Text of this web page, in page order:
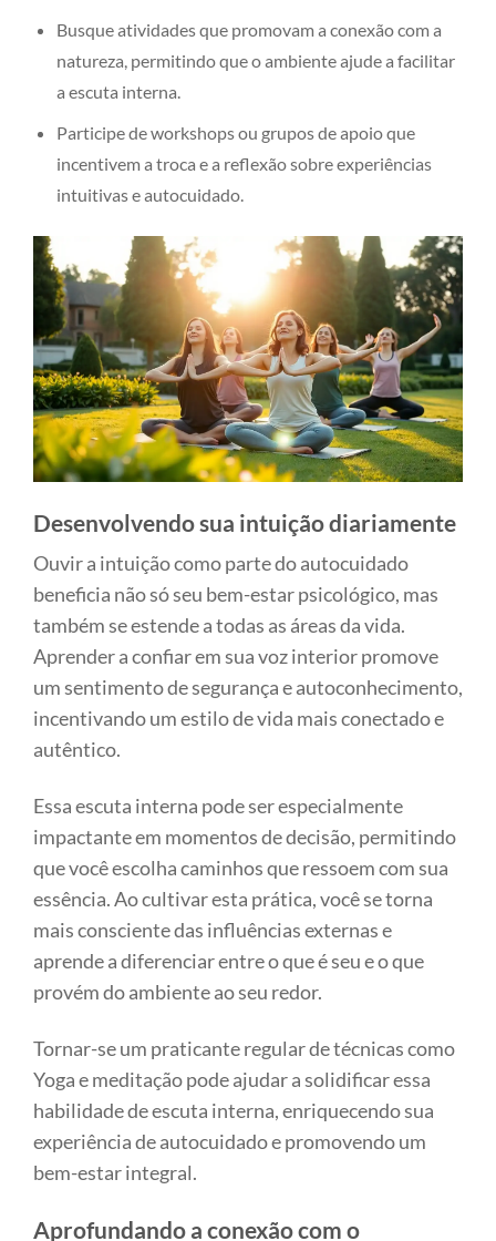
Busque atividades que promovam a conexão com a
natureza, permitindo que o ambiente ajude a facilitar
a escuta interna.
Participe de workshops ou grupos de apoio que
incentivem a troca e a reflexão sobre experiências
intuitivas e autocuidado.
Desenvolvendo sua intuição diariamente
Ouvir a intuição como parte do autocuidado
beneficia não só seu bem-estar psicológico, mas
também se estende a todas as áreas da vida.
Aprender a confiar em sua voz interior promove
um sentimento de segurança e autoconhecimento,
incentivando um estilo de vida mais conectado e
autêntico.
Essa escuta interna pode ser especialmente
impactante em momentos de decisão, permitindo
que você escolha caminhos que ressoem com sua
essência. Ao cultivar esta prática, você se torna
mais consciente das influências externas e
aprende a diferenciar entre o que é seu e o que
provém do ambiente ao seu redor.
Tornar-se um praticante regular de técnicas como
Yoga e meditação pode ajudar a solidificar essa
habilidade de escuta interna, enriquecendo sua
experiência de autocuidado e promovendo um
bem-estar integral.
Aprofundando a conexão com o